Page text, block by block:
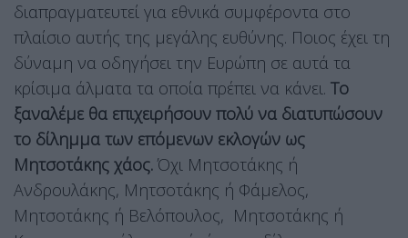
διαπραγματευτεί για εθνικά συμφέροντα στο
πλαίσιο αυτής της μεγάλης ευθύνης. Ποιος έχει τη
δύναμη να οδηγήσει την Ευρώπη σε αυτά τα
κρίσιμα άλματα τα οποία πρέπει να κάνει. Το
ξαναλέμε θα επιχειρήσουν πολύ να διατυπώσουν
το δίλημμα των επόμενων εκλογών ως
Μητσοτάκης χάος. Όχι Μητσοτάκης ή
Ανδρουλάκης, Μητσοτάκης ή Φάμελος,
Μητσοτάκης ή Βελόπουλος, Μητσοτάκης ή